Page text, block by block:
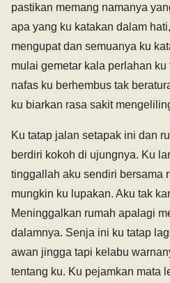
pastikan memang namanya
apa yang ku katakan dalam
mengupat dan semuanya ku
mulai gemetar kala perlahan
nafas ku berhembus tak
ku biarkan rasa sakit
Ku tatap jalan setapak ini dan
berdiri kokoh di ujungnya. Ku
tinggallah aku sendiri bersama
mungkin ku lupakan. Aku tak
Meninggalkan rumah apalagi
dalamnya. Senja ini ku tatap
awan jingga tapi kelabu
tentang ku. Ku pejamkan mata